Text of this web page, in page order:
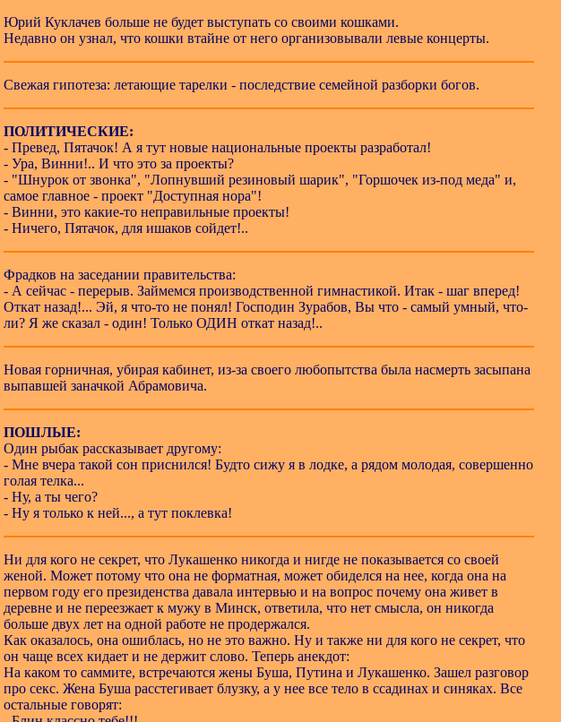
Юрий Куклачев больше не будет выступать со своими кошками.
Недавно он узнал, что кошки втайне от него организовывали левые концерты.
Свежая гипотеза: летающие тарелки - последствие семейной разборки богов.
ПОЛИТИЧЕСКИЕ:
- Превед, Пятачок! А я тут новые национальные проекты разработал!
- Ура, Винни!.. И что это за проекты?
- "Шнурок от звонка", "Лопнувший резиновый шарик", "Горшочек из-под меда" и,
самое главное - проект "Доступная нора"!
- Винни, это какие-то неправильные проекты!
- Ничего, Пятачок, для ишаков сойдет!..
Фрадков на заседании правительства:
- А сейчас - перерыв. Займемся производственной гимнастикой. Итак - шаг вперед!
Откат назад!... Эй, я что-то не понял! Господин Зурабов, Вы что - самый умный, что-
ли? Я же сказал - один! Только ОДИН откат назад!..
Новая горничная, убирая кабинет, из-за своего любопытства была насмерть засыпана
выпавшей заначкой Абрамовича.
ПОШЛЫЕ:
Один рыбак рассказывает другому:
- Мне вчера такой сон приснился! Будто сижу я в лодке, а рядом молодая, совершенно
голая телка...
- Ну, а ты чего?
- Ну я только к ней..., а тут поклевка!
Ни для кого не секрет, что Лукашенко никогда и нигде не показывается со своей
женой. Может потому что она не форматная, может обиделся на нее, когда она на
первом году его президенства давала интервью и на вопрос почему она живет в
деревне и не переезжает к мужу в Минск, ответила, что нет смысла, он никогда
больше двух лет на одной работе не продержался.
Как оказалось, она ошиблась, но не это важно. Ну и также ни для кого не секрет, что
он чаще всех кидает и не держит слово. Теперь анекдот:
На каком то саммите, встречаются жены Буша, Путина и Лукашенко. Зашел разговор
про секс. Жена Буша расстегивает блузку, а у нее все тело в ссадинах и синяках. Все
остальные говорят: